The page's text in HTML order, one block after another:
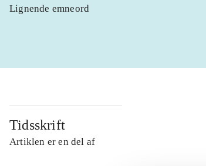
Lignende emneord
Tidsskrift
Artiklen er en del af